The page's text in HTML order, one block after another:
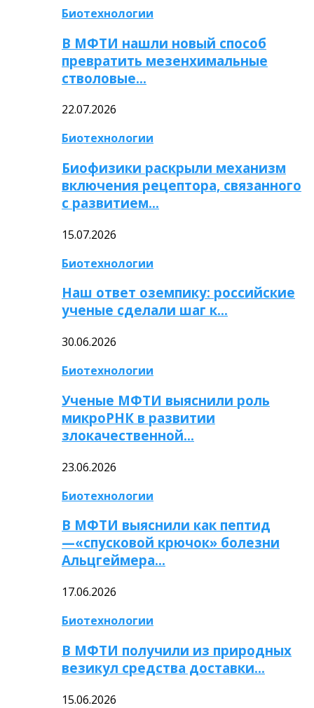
Биотехнологии
В МФТИ нашли новый способ
превратить мезенхимальные
стволовые…
22.07.2026
Биотехнологии
Биофизики раскрыли механизм
включения рецептора, связанного
с развитием…
15.07.2026
Биотехнологии
Наш ответ оземпику: российские
ученые сделали шаг к…
30.06.2026
Биотехнологии
Ученые МФТИ выяснили роль
микроРНК в развитии
злокачественной…
23.06.2026
Биотехнологии
В МФТИ выяснили как пептид
—«спусковой крючок» болезни
Альцгеймера…
17.06.2026
Биотехнологии
В МФТИ получили из природных
везикул средства доставки…
15.06.2026